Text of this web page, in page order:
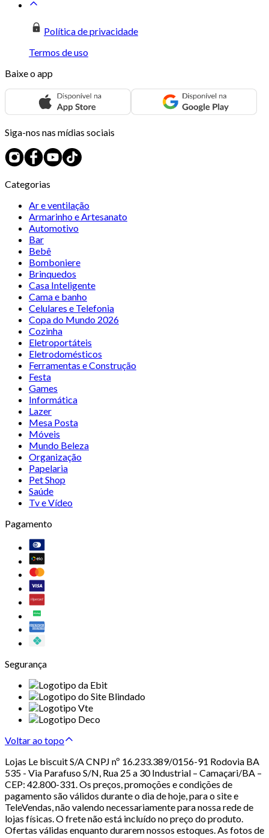
Política de privacidade
Termos de uso
Baixe o app
Siga-nos nas mídias sociais
Categorias
Ar e ventilação
Armarinho e Artesanato
Automotivo
Bar
Bebê
Bomboniere
Brinquedos
Casa Inteligente
Cama e banho
Celulares e Telefonia
Copa do Mundo 2026
Cozinha
Eletroportáteis
Eletrodomésticos
Ferramentas e Construção
Festa
Games
Informática
Lazer
Mesa Posta
Móveis
Mundo Beleza
Organização
Papelaria
Pet Shop
Saúde
Tv e Vídeo
Pagamento
Segurança
Voltar ao topo
Lojas Le biscuit S/A CNPJ nº 16.233.389/0156-91 Rodovia BA
535 - Via Parafuso S/N, Rua 25 a 30 Industrial – Camaçari/BA –
CEP: 42.800-331. Os preços, promoções e condições de
pagamento são válidos durante o dia de hoje, para o site e
TeleVendas, não valendo necessariamente para nossa rede de
lojas físicas. O frete não está incluído no preço do produto.
Ofertas válidas enquanto durarem nossos estoques. As fotos de